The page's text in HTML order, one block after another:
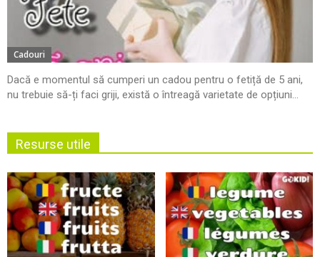
Cadouri
Dacă e momentul să cumperi un cadou pentru o fetiță de 5 ani,
nu trebuie să-ți faci griji, există o întreagă varietate de opțiuni...
Resurse utile